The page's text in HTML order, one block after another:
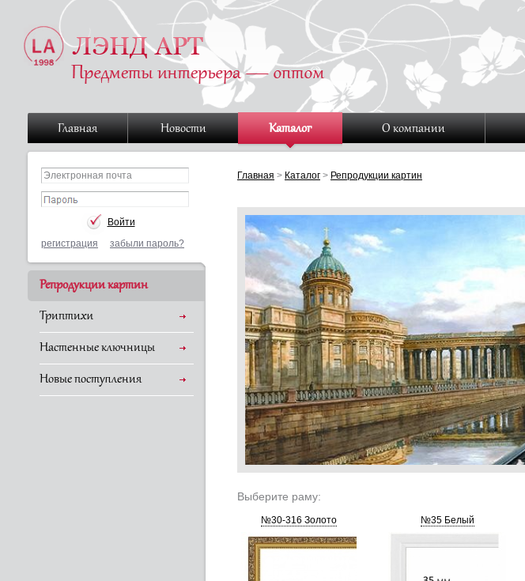
Главная Новости Каталог О компании
регистрация забыли пароль?
Репродукции картин
Триптихи
Настенные ключницы
Новые поступления
Главная > Каталог > Репродукции картин
Выберите раму:
№30-316 Золото №35 Белый